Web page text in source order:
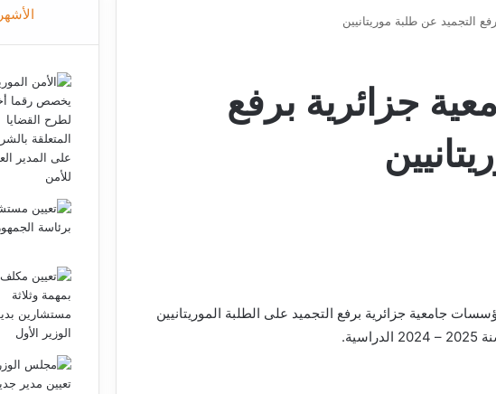
التجميد عن طلبة موريتانيين
جزائرية برفع
جامعية جزائرية برفع التجميد على الطلبة الموريتانيين
الأشهر